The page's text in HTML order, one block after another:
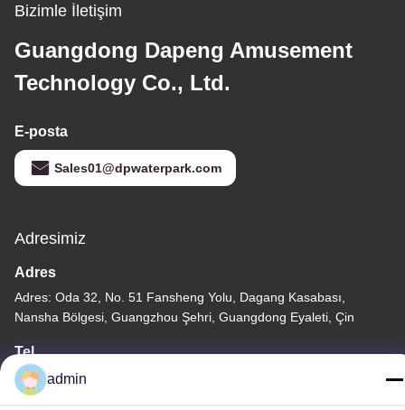
Bizimle İletişim
Guangdong Dapeng Amusement
Technology Co., Ltd.
E-posta
Sales01@dpwaterpark.com
Adresimiz
Adres
Adres: Oda 32, No. 51 Fansheng Yolu, Dagang Kasabası,
Nansha Bölgesi, Guangzhou Şehri, Guangdong Eyaleti, Çin
Tel
86-20-34989160
admin